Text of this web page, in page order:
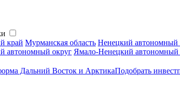
край Мурманская область Ненецкий автономный
автономный округ Ямало-Ненецкий автономный
Дальний Восток и АрктикаПодобрать